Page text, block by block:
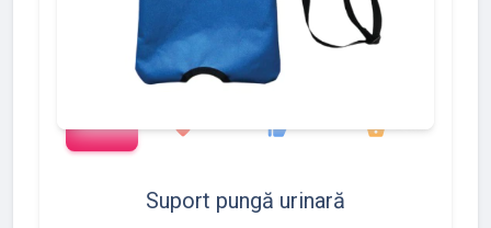
favorite thumb_up shopping_basket
Suport pungă urinară